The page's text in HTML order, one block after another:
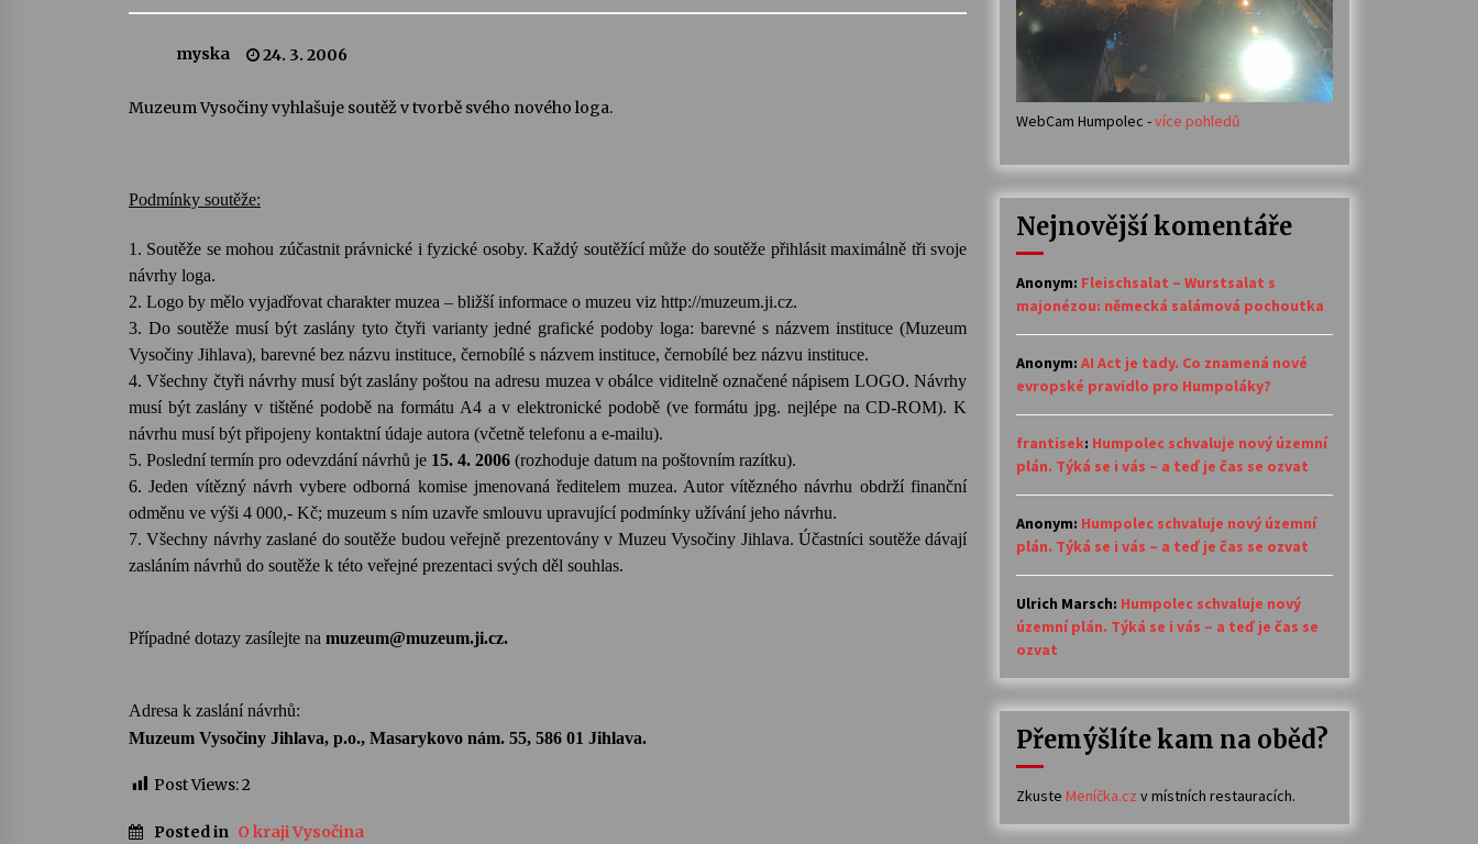
Pozvánka na integrační festival
Quijotova šedesátka: 28. 7.–1. 8.
28. 7. 2026
Votavžatský ploty
23. 7. 2026
14. 7. 2026
Za kulturou kousek za Humpolec. V
13. 7. 2026
Varhanní recitál Michala Novenka v
3. 7. 2026
30. 6. 2026
myska 24. 3. 2006
Muzeum Vysočiny vyhlašuje soutěž v tvorbě svého nového loga.
Podmínky soutěže:
1. Soutěže se mohou zúčastnit právnické i fyzické osoby. Každý soutěžící může do soutěže přihlásit maximálně tři svoje
návrhy loga.
2. Logo by mělo vyjadřovat charakter muzea – bližší informace o muzeu viz http://muzeum.ji.cz.
3. Do soutěže musí být zaslány tyto čtyři varianty jedné grafické podoby loga: barevné s názvem instituce (Muzeum
Vysočiny Jihlava), barevné bez názvu instituce, černobílé s názvem instituce, černobílé bez názvu instituce.
4. Všechny čtyři návrhy musí být zaslány poštou na adresu muzea v obálce viditelně označené nápisem LOGO. Návrhy
musí být zaslány v tištěné podobě na formátu A4 a v elektronické podobě (ve formátu jpg. nejlépe na CD-ROM). K
návrhu musí být připojeny kontaktní údaje autora (včetně telefonu a e-mailu).
5. Poslední termín pro odevzdání návrhů je 15. 4. 2006 (rozhoduje datum na poštovním razítku).
6. Jeden vítězný návrh vybere odborná komise jmenovaná ředitelem muzea. Autor vítězného návrhu obdrží finanční
odměnu ve výši 4 000,- Kč; muzeum s ním uzavře smlouvu upravující podmínky užívání jeho návrhu.
7. Všechny návrhy zaslané do soutěže budou veřejně prezentovány v Muzeu Vysočiny Jihlava. Účastníci soutěže dávají
zasláním návrhů do soutěže k této veřejné prezentaci svých děl souhlas.
Případné dotazy zasílejte na muzeum@muzeum.ji.cz.
Adresa k zaslání návrhů:
Muzeum Vysočiny Jihlava, p.o., Masarykovo nám. 55, 586 01 Jihlava.
Post Views:2
Posted in O kraji Vysočina
WebCam Humpolec -více pohledů
Nejnovější komentáře
Anonym: Fleischsalat – Wurstsalat s
majonézou: německá salámová pochoutka
Anonym: AI Act je tady. Co znamená nové
evropské pravidlo pro Humpoláky?
frantisek: Humpolec schvaluje nový územní
plán. Týká se i vás – a teď je čas se ozvat
Anonym: Humpolec schvaluje nový územní
plán. Týká se i vás – a teď je čas se ozvat
Ulrich Marsch: Humpolec schvaluje nový
územní plán. Týká se i vás – a teď je čas se
ozvat
Přemýšlíte kam na oběd?
Zkuste Meníčka.cz v místních restauracích.